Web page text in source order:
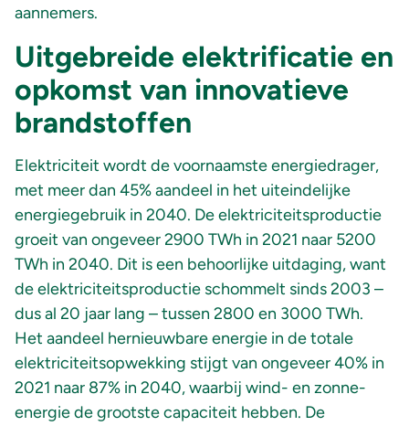
aannemers.
Uitgebreide elektrificatie en
opkomst van innovatieve
brandstoffen
Elektriciteit wordt de voornaamste energiedrager,
met meer dan 45% aandeel in het uiteindelijke
energiegebruik in 2040. De elektriciteitsproductie
groeit van ongeveer 2900 TWh in 2021 naar 5200
TWh in 2040. Dit is een behoorlijke uitdaging, want
de elektriciteitsproductie schommelt sinds 2003 –
dus al 20 jaar lang – tussen 2800 en 3000 TWh.
Het aandeel hernieuwbare energie in de totale
elektriciteitsopwekking stijgt van ongeveer 40% in
2021 naar 87% in 2040, waarbij wind- en zonne-
energie de grootste capaciteit hebben. De